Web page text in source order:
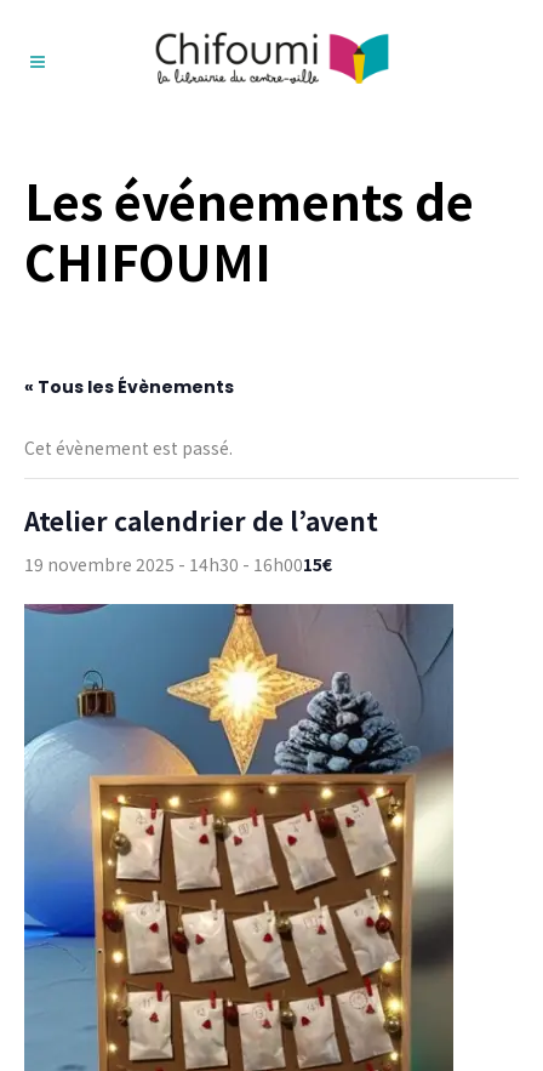
Les événements de
CHIFOUMI
« Tous les Évènements
Cet évènement est passé.
Atelier calendrier de l’avent
19 novembre 2025 - 14h30 - 16h0015€